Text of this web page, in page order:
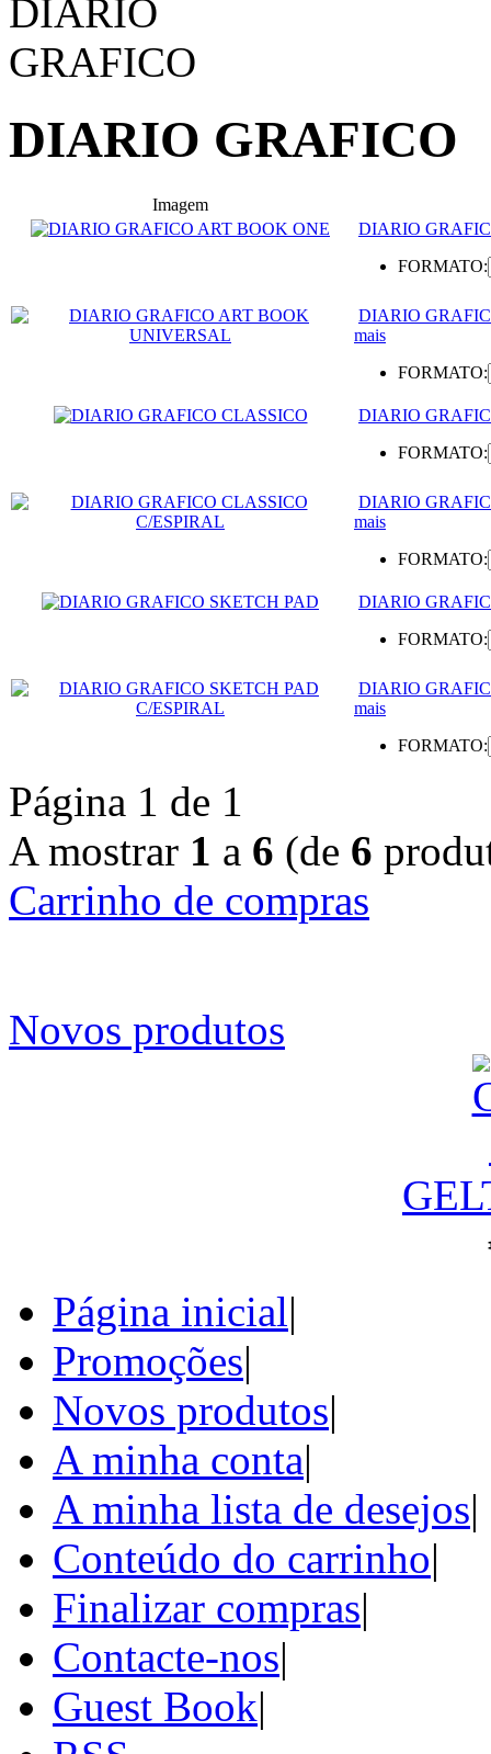
DIARIO GRAFICO
Imagem
DIARIO
FORMATO:
DIARIO
mais
FORMATO:
DIARIO
FORMATO:
DIARIO
mais
FORMATO:
DIARIO
FORMATO:
DIARIO
mais
FORMATO:
Página 1 de 1
A mostrar 1 a 6 (de 6
Carrinho de compras
Novos produtos
Página inicial|
Promoções|
Novos produtos|
A minha conta|
A minha lista de desejos|
Conteúdo do carrinho|
Finalizar compras|
Contacte-nos|
Guest Book|